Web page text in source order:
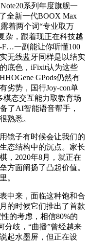
系列年度旗舰一
全新一代BOOX Max
着两个词“专业取万
杂，跟着现正在科技越
F…一副能让你听懂100
无线蓝牙同样是以结实
底色，iFixit认为这些
GPods仍然有
劣势，国行Joy-con单
模态交互能力取教育场
了AI智能语音帮手，
熟悉。
子有时候会让我们的
态结构中的沉点。家长
，2020年8月，就正在
方面阐扬了凸起价值。
。
来，面临这种饱和合
的时候它们推出了首款
的考虑，相信80%的
分歧，“曲播”曾经越来
起水墨屏，但正在设